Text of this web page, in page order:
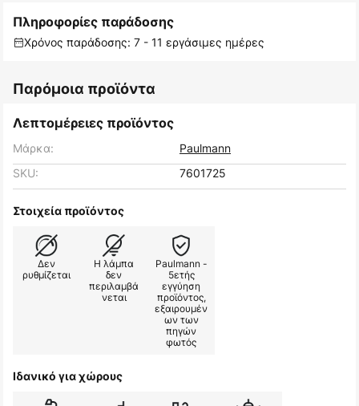
Πληροφορίες παράδοσης
Χρόνος παράδοσης: 7 - 11 εργάσιμες ημέρες
Παρόμοια προϊόντα
Λεπτομέρειες προϊόντος
Μάρκα:
Paulmann
SKU:
7601725
Στοιχεία προϊόντος
Δεν
ρυθμίζεται
Η λάμπα
δεν
περιλαμβά
νεται
Paulmann -
5ετής
εγγύηση
προϊόντος,
εξαιρουμέν
ων των
πηγών
φωτός
Ιδανικό για χώρους